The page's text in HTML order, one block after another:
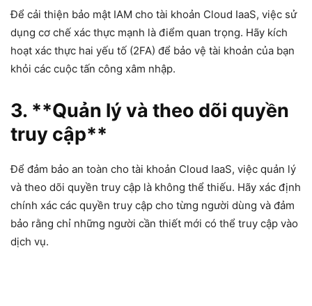
Để cải thiện bảo mật IAM cho tài khoản Cloud IaaS, việc sử
dụng cơ chế xác thực mạnh là điểm quan trọng. Hãy kích
hoạt xác thực hai yếu tố (2FA) để bảo vệ tài khoản của bạn
khỏi các cuộc tấn công xâm nhập.
3. **Quản lý và theo dõi quyền
truy cập**
Để đảm bảo an toàn cho tài khoản Cloud IaaS, việc quản lý
và theo dõi quyền truy cập là không thể thiếu. Hãy xác định
chính xác các quyền truy cập cho từng người dùng và đảm
bảo rằng chỉ những người cần thiết mới có thể truy cập vào
dịch vụ.